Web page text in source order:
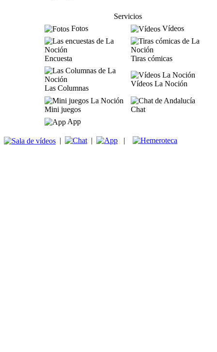
Servicios
Fotos
Vídeos
Encuesta Tiras cómicas
Las Columnas
Vídeos La Noción
Mini juegos
Chat
App
| | |